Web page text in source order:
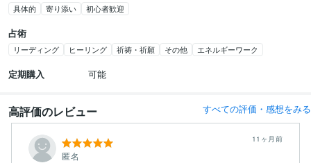
具体的 寄り添い 初心者歓迎
占術
リーディング ヒーリング 祈祷・祈願 その他 エネルギーワーク
定期購入 可能
高評価のレビュー すべての評価・感想をみる
匿名
11ヶ月前